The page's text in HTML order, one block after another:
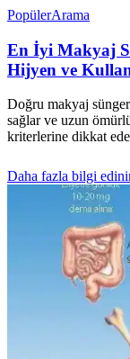
PopülerArama
En İyi Makyaj
Hijyen ve
Doğru makyaj
sağlar ve uzun
kriterlerine dikkat
Daha fazla bilgi